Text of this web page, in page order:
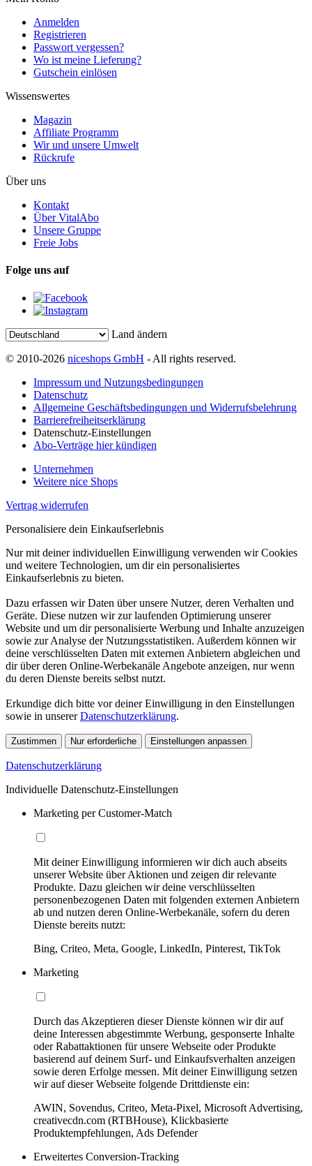
Anmelden
Registrieren
Passwort vergessen?
Wo ist meine Lieferung?
Gutschein einlösen
Wissenswertes
Magazin
Affiliate Programm
Wir und unsere Umwelt
Rückrufe
Über uns
Kontakt
Über VitalAbo
Unsere Gruppe
Freie Jobs
Folge uns auf
Land ändern
© 2010-2026 niceshops GmbH - All rights reserved.
Impressum und Nutzungsbedingungen
Datenschutz
Allgemeine Geschäftsbedingungen und Widerrufsbelehrung
Barrierefreiheitserklärung
Datenschutz-Einstellungen
Abo-Verträge hier kündigen
Unternehmen
Weitere nice Shops
Vertrag widerrufen
Personalisiere dein Einkaufserlebnis
Nur mit deiner individuellen Einwilligung verwenden wir Cookies
und weitere Technologien, um dir ein personalisiertes
Einkaufserlebnis zu bieten.
Dazu erfassen wir Daten über unsere Nutzer, deren Verhalten und
Geräte. Diese nutzen wir zur laufenden Optimierung unserer
Website und um dir personalisierte Werbung und Inhalte anzuzeigen
sowie zur Analyse der Nutzungsstatistiken. Außerdem können wir
deine verschlüsselten Daten mit externen Anbietern abgleichen und
dir über deren Online-Werbekanäle Angebote anzeigen, nur wenn
du deren Dienste bereits selbst nutzt.
Erkundige dich bitte vor deiner Einwilligung in den Einstellungen
sowie in unsererDatenschutzerklärung.
Zustimmen Nur erforderliche Einstellungen anpassen
Datenschutzerklärung
Individuelle Datenschutz-Einstellungen
Marketing per Customer-Match
Mit deiner Einwilligung informieren wir dich auch abseits
unserer Website über Aktionen und zeigen dir relevante
Produkte. Dazu gleichen wir deine verschlüsselten
personenbezogenen Daten mit folgenden externen Anbietern
ab und nutzen deren Online-Werbekanäle, sofern du deren
Dienste bereits nutzt:
Bing, Criteo, Meta, Google, LinkedIn, Pinterest, TikTok
Marketing
Durch das Akzeptieren dieser Dienste können wir dir auf
deine Interessen abgestimmte Werbung, gesponserte Inhalte
oder Rabattaktionen für unsere Webseite oder Produkte
basierend auf deinem Surf- und Einkaufsverhalten anzeigen
sowie deren Erfolge messen. Mit deiner Einwilligung setzen
wir auf dieser Webseite folgende Drittdienste ein:
AWIN, Sovendus, Criteo, Meta-Pixel, Microsoft Advertising,
creativecdn.com (RTBHouse), Klickbasierte
Produktempfehlungen, Ads Defender
Erweitertes Conversion-Tracking